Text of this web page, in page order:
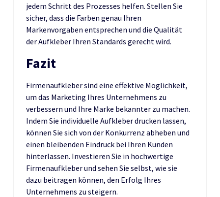
jedem Schritt des Prozesses helfen. Stellen Sie
sicher, dass die Farben genau Ihren
Markenvorgaben entsprechen und die Qualität
der Aufkleber Ihren Standards gerecht wird.
Fazit
Firmenaufkleber sind eine effektive Möglichkeit,
um das Marketing Ihres Unternehmens zu
verbessern und Ihre Marke bekannter zu machen.
Indem Sie individuelle Aufkleber drucken lassen,
können Sie sich von der Konkurrenz abheben und
einen bleibenden Eindruck bei Ihren Kunden
hinterlassen. Investieren Sie in hochwertige
Firmenaufkleber und sehen Sie selbst, wie sie
dazu beitragen können, den Erfolg Ihres
Unternehmens zu steigern.